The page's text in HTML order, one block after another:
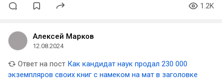
1.2K
Алексей Марков
12.08.2024
Ответ на пост Как кандидат наук продал 230 000
экземпляров своих книг с намеком на мат в заголовке